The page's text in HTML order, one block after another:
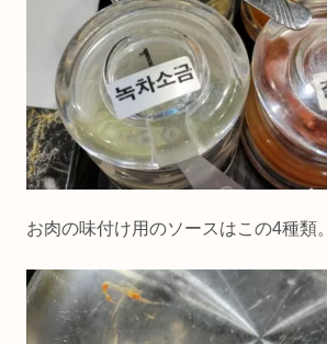
お肉の味付け用のソースはこの4種類。